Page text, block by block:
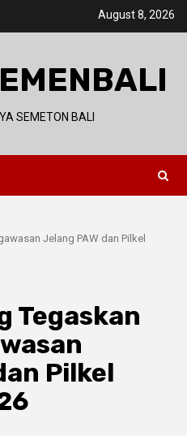
August 8, 2026
SEMETON BALI
Jelang PAW dan Pilkel
Tegaskan
Pilkel